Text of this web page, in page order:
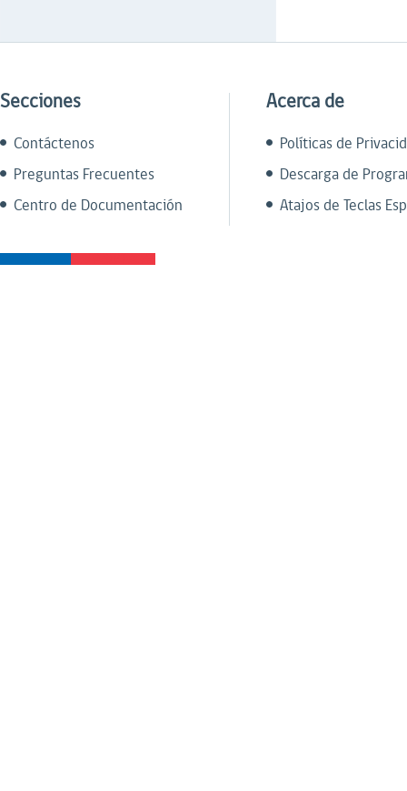
Secciones
Contáctenos
Preguntas Frecuentes
Centro de Documentación
Acerca de
Políticas de
Descarga de
Atajos de Teclas